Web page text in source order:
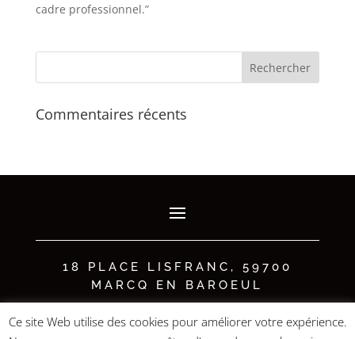
cadre professionnel.”
Commentaires récents
18 PLACE LISFRANC, 59700
MARCQ EN BAROEUL
Groupe TOURNOR – SAS au capital de 55 000 € • N° d’agrément
Ce site Web utilise des cookies pour améliorer votre expérience.